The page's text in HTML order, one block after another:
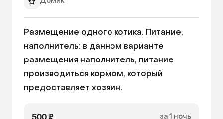
Когтеточка
Миски
Лежанка
Питьевая вода
Выгул в пределах отеля
Размещение одного котика. Питание,
наполнитель: в данном варианте
размещения наполнитель, питание
производиться кормом, который
предоставляет хозяин.
500 ₽ за 1 ночь